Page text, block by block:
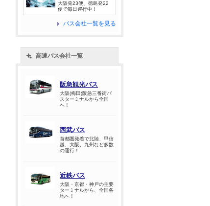
大阪発23便、徳島発22
便で毎日運行中！
バス会社一覧を見る
高速バス会社一覧
阪急観光バス
大阪(梅田)阪急三番街バ
スターミナルから全国
へ！
西武バス
首都圏発着で北陸、甲信
越、大阪、九州など多数
の運行！
近鉄バス
大阪・京都・神戸の主要
ターミナルから、全国各
地へ！